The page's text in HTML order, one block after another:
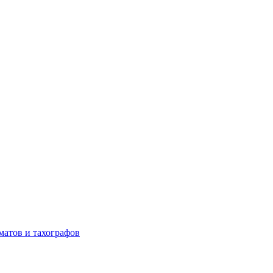
и тахографов